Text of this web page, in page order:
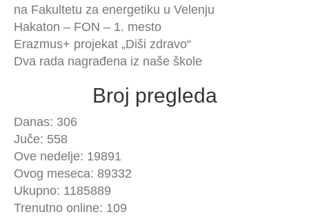
na Fakultetu za energetiku u Velenju
Hakaton – FON – 1. mesto
Erazmus+ projekat „Diši zdravo“
Dva rada nagrađena iz naše škole
Broj pregleda
Danas: 306
Juče: 558
Ove nedelje: 19891
Ovog meseca: 89332
Ukupno: 1185889
Trenutno online: 109